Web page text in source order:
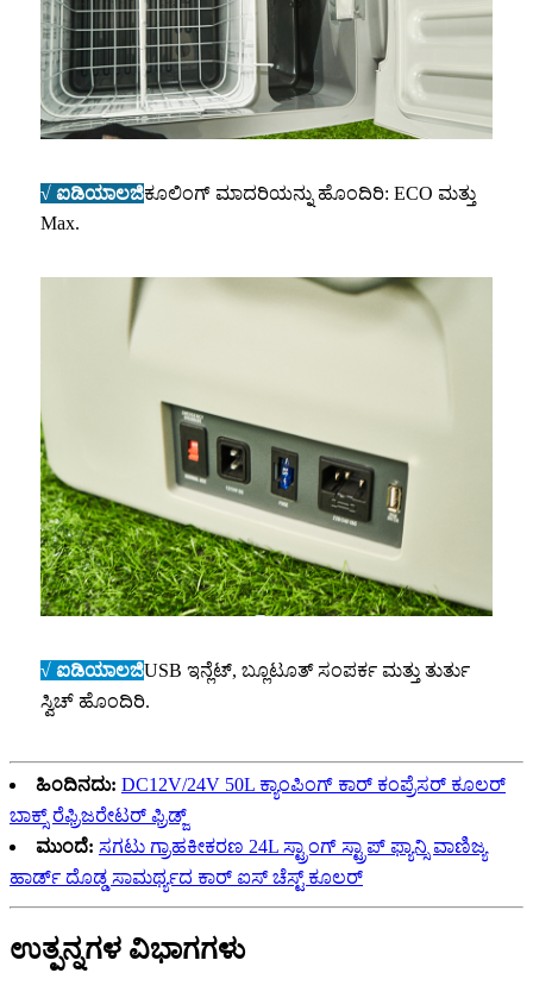
√ ಐಡಿಯಾಲಜಿಕೂಲಿಂಗ್ ಮಾದರಿಯನ್ನು ಹೊಂದಿರಿ: ECO ಮತ್ತು
Max.
√ ಐಡಿಯಾಲಜಿUSB ಇನ್ಲೆಟ್, ಬ್ಲೂಟೂತ್ ಸಂಪರ್ಕ ಮತ್ತು ತುರ್ತು
ಸ್ವಿಚ್ ಹೊಂದಿರಿ.
ಹಿಂದಿನದು: DC12V/24V 50L ಕ್ಯಾಂಪಿಂಗ್ ಕಾರ್ ಕಂಪ್ರೆಸರ್ ಕೂಲರ್
ಬಾಕ್ಸ್ ರೆಫ್ರಿಜರೇಟರ್ ಫ್ರಿಡ್ಜ್
ಮುಂದೆ: ಸಗಟು ಗ್ರಾಹಕೀಕರಣ 24L ಸ್ಟ್ರಾಂಗ್ ಸ್ಟ್ರಾಪ್ ಫ್ಯಾನ್ಸಿ ವಾಣಿಜ್ಯ
ಹಾರ್ಡ್ ದೊಡ್ಡ ಸಾಮರ್ಥ್ಯದ ಕಾರ್ ಐಸ್ ಚೆಸ್ಟ್ ಕೂಲರ್
ಉತ್ಪನ್ನಗಳ ವಿಭಾಗಗಳು